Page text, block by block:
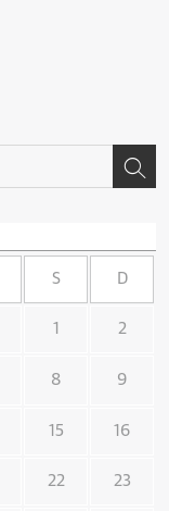
S D
1 2
8 9
15 16
22 23